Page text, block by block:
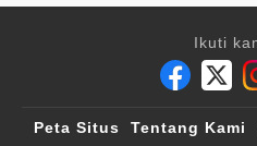
Ikuti
Peta Situs Tentang Kami